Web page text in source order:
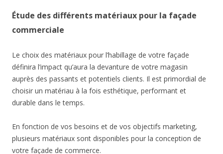
Étude des différents matériaux pour la façade
commerciale
Le choix des matériaux pour l’habillage de votre façade
définira l’impact qu’aura la devanture de votre magasin
auprès des passants et potentiels clients. Il est primordial de
choisir un matériau à la fois esthétique, performant et
durable dans le temps.
En fonction de vos besoins et de vos objectifs marketing,
plusieurs matériaux sont disponibles pour la conception de
votre façade de commerce.